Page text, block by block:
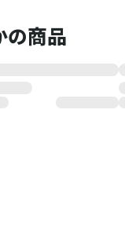
の商品